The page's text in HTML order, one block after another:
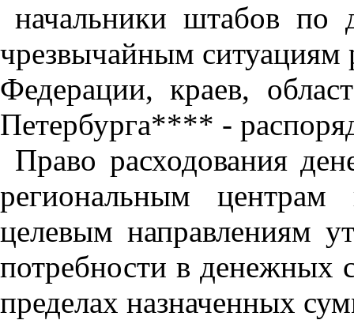
начальники штабов по
чрезвычайным ситуациям
Федерации, краев,
Петербурга**** -
Право расходования
региональным
целевым направлениям
потребности в денежных
пределах назначенных